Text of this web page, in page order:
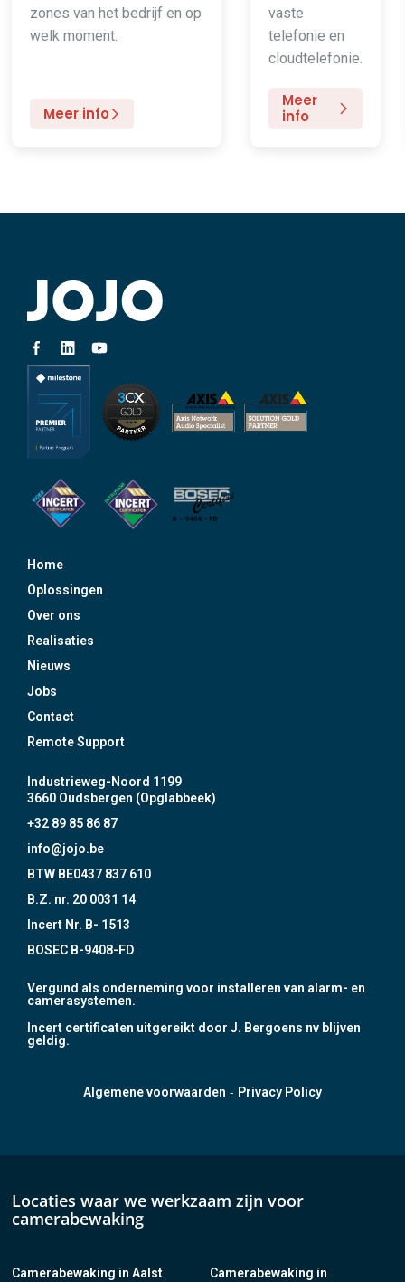
zones van het bedrijf en op
welk moment.
Meer info
vaste
telefonie en
cloudtelefonie.
Meer
info
Home
Oplossingen
Over ons
Realisaties
Nieuws
Jobs
Contact
Remote Support
Industrieweg-Noord 1199
3660 Oudsbergen (Opglabbeek)
+32 89 85 86 87
info@jojo.be
BTW BE0437 837 610
B.Z. nr. 20 0031 14
Incert Nr. B- 1513
BOSEC B-9408-FD
Vergund als onderneming voor installeren van alarm- en
camerasystemen.
Incert certificaten uitgereikt door J. Bergoens nv blijven
geldig.
Algemene voorwaarden - Privacy Policy
Locaties waar we werkzaam zijn voor
camerabewaking
Camerabewaking in Aalst
Camerabewaking in